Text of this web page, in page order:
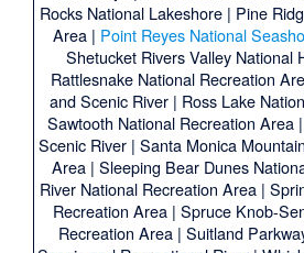
Rocks National Lakeshore| Pine
Area | Point Reyes National
Shetucket Rivers Valley National
Rattlesnake National Recreation
and Scenic River| Ross Lake
Sawtooth National Recreation Area |
Scenic River| Santa Monica
Area| Sleeping Bear Dunes
River National Recreation Area|
Recreation Area| Spruce Knob-
Recreation Area | Suitland